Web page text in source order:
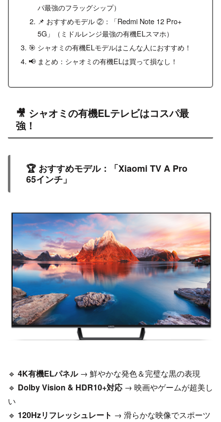
パ最強のフラッグシップ）
📌 おすすめモデル ②：「Redmi Note 12 Pro+
5G」（ミドルレンジ最強の有機ELスマホ）
🎯 シャオミの有機ELモデルはこんな人におすすめ！
📢 まとめ：シャオミの有機ELは買って損なし！
🎥 シャオミの有機ELテレビはコスパ最
強！
🏆 おすすめモデル：「Xiaomi TV A Pro
65インチ」
🔹 4K有機ELパネル→ 鮮やかな発色＆完璧な黒の表現
🔹 Dolby Vision & HDR10+対応 → 映画やゲームが超美し
い
🔹 120Hzリフレッシュレート → 滑らかな映像でスポーツ